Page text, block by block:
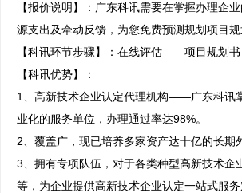
【报价说明】：广东科讯需要在掌握办理企
源支出及牵动反馈，为您免费预测规划项目规
【科讯环节步骤】：在线评估——项目规
【科讯优势】：
1、高新技术企业认定代理机构——广东科讯
业化的服务单位，办理通过率达98%。
2、覆盖广，现已培养多家资产达十亿的长
3、拥有专项队伍，对于各类种型高新技术
等，为企业提供高新技术企业认定一站式服务